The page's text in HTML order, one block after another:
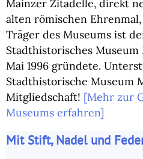
Mainzer Zitadelle, direkt
alten römischen
Träger des Museums ist
Stadthistorisches Museum
Mai 1996 gründete.
Stadthistorische Museum
Mitgliedschaft! [Mehr zur
Museums erfahren]
Mit Stift, Nadel und